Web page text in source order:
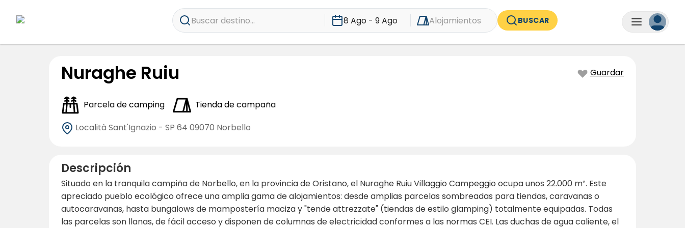
Buscar destino... 8 Ago - 9 Ago Alojamientos BUSCAR
Nuraghe Ruiu Guardar
Parcela de camping
Tienda de campaña
Località Sant'Ignazio - SP 64 09070 Norbello
Descripción
Situado en la tranquila campiña de Norbello, en la provincia de Oristano, el Nuraghe Ruiu Villaggio Campeggio ocupa unos 22.000 m². Este
apreciado pueblo ecológico ofrece una amplia gama de alojamientos: desde amplias parcelas sombreadas para tiendas, caravanas o
autocaravanas, hasta bungalows de mampostería maciza y "tende attrezzate" (tiendas de estilo glamping) totalmente equipadas. Todas
las parcelas son llanas, de fácil acceso y disponen de columnas de electricidad conformes a las normas CEI. Las duchas de agua caliente, el